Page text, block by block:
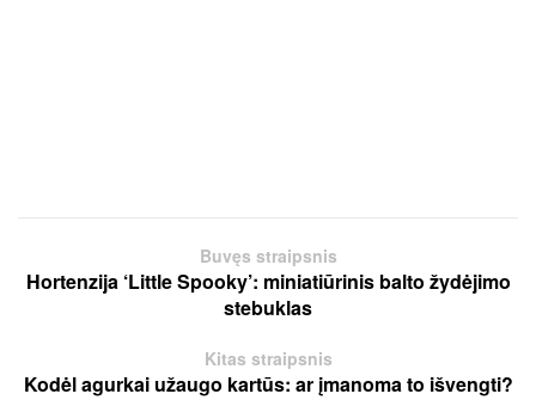
Buvęs straipsnis
Hortenzija ‘Little Spooky’: miniatiūrinis balto žydėjimo
stebuklas
Kitas straipsnis
Kodėl agurkai užaugo kartūs: ar įmanoma to išvengti?